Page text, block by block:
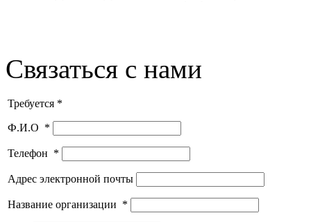
Связаться с нами
Требуется *
Ф.И.О *
Телефон *
Адрес электронной почты
Название организации *